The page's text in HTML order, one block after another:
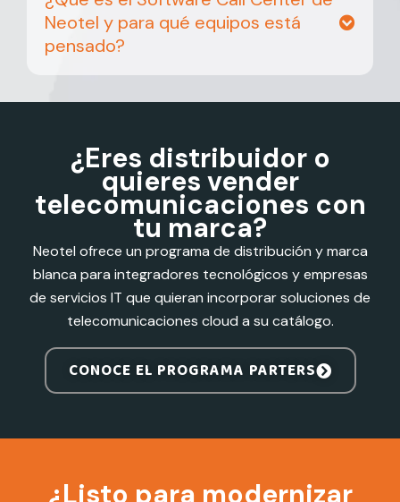
Neotel y para qué equipos está
pensado?
¿Eres distribuidor o
quieres vender
telecomunicaciones con
tu marca?
Neotel ofrece un programa de distribución y marca
blanca para integradores tecnológicos y empresas
de servicios IT que quieran incorporar soluciones de
telecomunicaciones cloud a su catálogo.
CONOCE EL PROGRAMA PARTERS
¿Listo para modernizar